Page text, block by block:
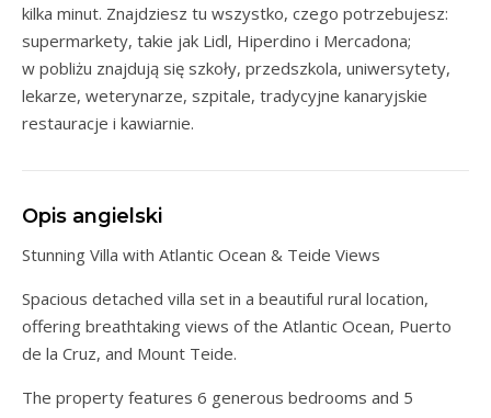
kilka minut. Znajdziesz tu wszystko, czego potrzebujesz:
supermarkety, takie jak Lidl, Hiperdino i Mercadona;
w pobliżu znajdują się szkoły, przedszkola, uniwersytety,
lekarze, weterynarze, szpitale, tradycyjne kanaryjskie
restauracje i kawiarnie.
Opis angielski
Stunning Villa with Atlantic Ocean & Teide Views
Spacious detached villa set in a beautiful rural location,
offering breathtaking views of the Atlantic Ocean, Puerto
de la Cruz, and Mount Teide.
The property features 6 generous bedrooms and 5